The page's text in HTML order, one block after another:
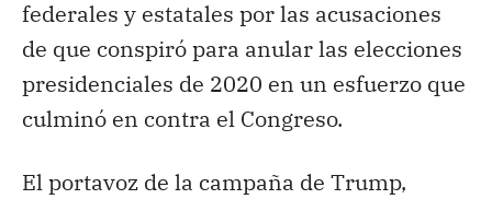
federales y estatales por las acusaciones
de que conspiró para anular las elecciones
presidenciales de 2020 en un esfuerzo que
culminó en contra el Congreso.
El portavoz de la campaña de Trump,